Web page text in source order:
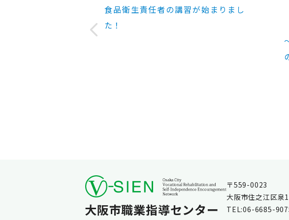
食品衛生責任者の講習が始まりまし
た！
大阪市職業指導センター
〒559-0023
大阪市住之江区泉
TEL:06-6685-